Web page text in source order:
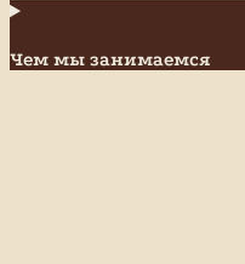
Чем мы занимаемся